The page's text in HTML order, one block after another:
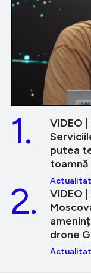
VIDEO |
putea
toamnă
1.
VIDEO |
drone
2.